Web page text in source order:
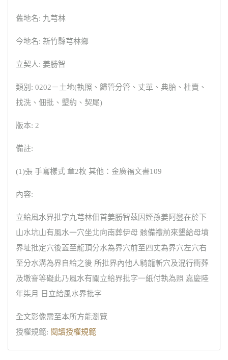
舊地名: 九芎林
今地名: 新竹縣芎林鄉
立契人: 姜勝智
類別: 0202－土地(執照、歸管分管、丈單、典胎、杜賣、
找洗、佃批、墾約、契尾)
版本: 2
備註:
(1)張 手寫樣式 章2枚 其他：金廣福文書109
內容:
立給風水界批字九芎林佃首姜勝智茲因姪孫姜阿鑾在於下
山水坑山有風水一穴坐北向南葬伊母 骸備禮前來墾給母墳
界址批定穴後蓋至龍頂分水為界穴前至四丈為界穴左穴右
至分水溝為界自給之後 所批界內他人騎龍斬穴及混行衝葬
及墩窨等礙此乃風水有關立給界批字一紙付執為照 嘉慶陸
年柒月 日立給風水界批字
全文影像需至本所方能瀏覽
授權規範: 閱讀授權規範